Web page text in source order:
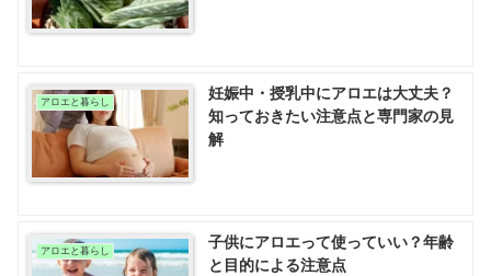
アロエと暮らし
妊娠中・授乳中にアロエは大丈夫？
知っておきたい注意点と専門家の見
解
アロエと暮らし
子供にアロエって使っていい？年齢
と目的による注意点